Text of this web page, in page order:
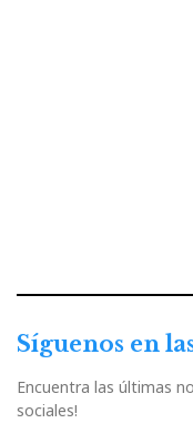
Síguenos en
Encuentra las últimas
sociales!